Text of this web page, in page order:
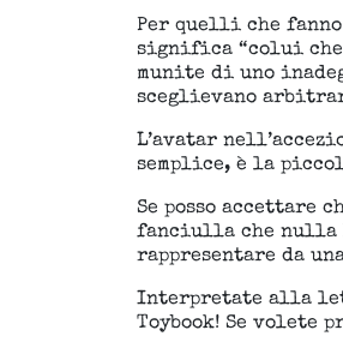
Per quelli che
significa “colui che
munite di uno
sceglievano
L’avatar
semplice, è la
Se posso accettare
fanciulla che nulla
rappresentare da
Interpretate alla
Toybook! Se volete